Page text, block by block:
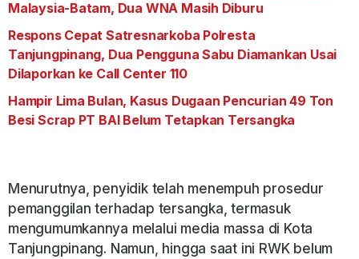
Malaysia-Batam, Dua WNA Masih Diburu
Respons Cepat Satresnarkoba Polresta
Tanjungpinang, Dua Pengguna Sabu Diamankan Usai
Dilaporkan ke Call Center 110
Hampir Lima Bulan, Kasus Dugaan Pencurian 49 Ton
Besi Scrap PT BAI Belum Tetapkan Tersangka
Menurutnya, penyidik telah menempuh prosedur
pemanggilan terhadap tersangka, termasuk
mengumumkannya melalui media massa di Kota
Tanjungpinang. Namun, hingga saat ini RWK belum